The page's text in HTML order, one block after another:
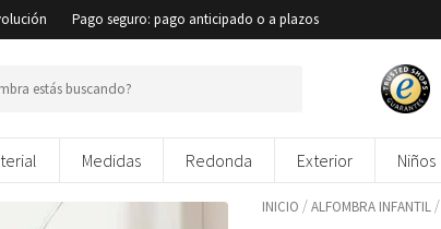
Pago seguro: pago anticipado o a plazos
Medidas Redonda Exterior Niños
INICIO /ALFOMBRA INFANTIL /